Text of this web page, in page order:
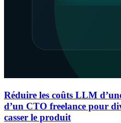
Réduire les coûts LLM
d’un CTO freelance pour
casser le produit